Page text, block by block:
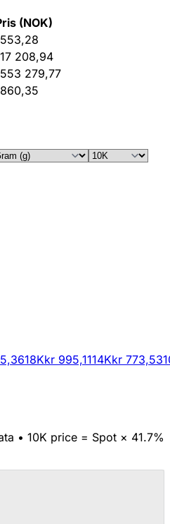
(NOK)
208,94
279,77
18Kkr 995,1114Kkr 773,53
• 10K price = Spot × 41.7%